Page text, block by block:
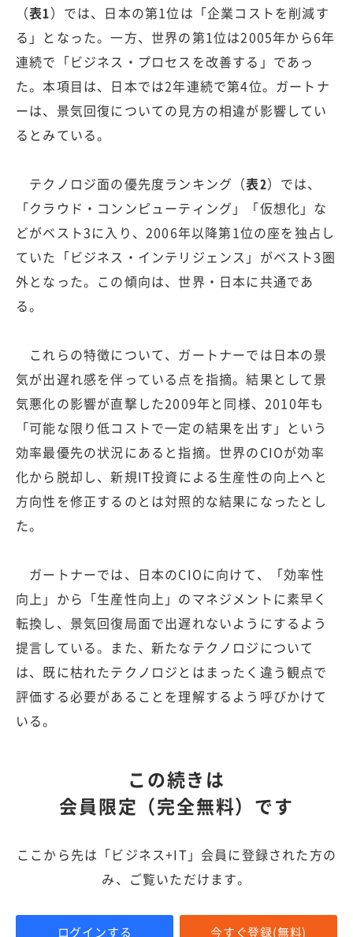
（表1）では、日本の第1位は「企業コストを削減す
る」となった。一方、世界の第1位は2005年から6年
連続で「ビジネス・プロセスを改善する」であっ
た。本項目は、日本では2年連続で第4位。ガートナ
ーは、景気回復についての見方の相違が影響してい
るとみている。
テクノロジ面の優先度ランキング（表2）では、
「クラウド・コンンピューティング」「仮想化」な
どがベスト3に入り、2006年以降第1位の座を独占し
ていた「ビジネス・インテリジェンス」がベスト3圏
外となった。この傾向は、世界・日本に共通であ
る。
これらの特徴について、ガートナーでは日本の景
気が出遅れ感を伴っている点を指摘。結果として景
気悪化の影響が直撃した2009年と同様、2010年も
「可能な限り低コストで一定の結果を出す」という
効率最優先の状況にあると指摘。世界のCIOが効率
化から脱却し、新規IT投資による生産性の向上へと
方向性を修正するのとは対照的な結果になったとし
た。
ガートナーでは、日本のCIOに向けて、「効率性
向上」から「生産性向上」のマネジメントに素早く
転換し、景気回復局面で出遅れないようにするよう
提言している。また、新たなテクノロジについて
は、既に枯れたテクノロジとはまったく違う観点で
評価する必要があることを理解するよう呼びかけて
いる。
この続きは
会員限定（完全無料）です
ここから先は「ビジネス+IT」会員に登録された方の
み、ご覧いただけます。
ログインする 今すぐ登録(無料)